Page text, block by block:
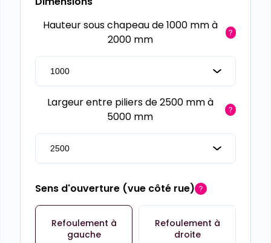
Hauteur sous chapeau de 1000 mm à
2000 mm
Largeur entre piliers de 2500 mm à
5000 mm
Sens d'ouverture (vue côté rue)
Refoulement à
gauche
Refoulement à
droite